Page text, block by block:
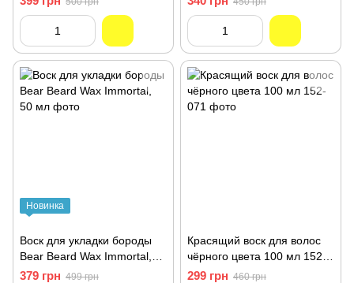
Новинка
Воск для укладки бороды
Bear Beard Wax Immortal,
50 мл
379 грн 499 грн
Красящий воск для волос
чёрного цвета 100 мл 152-
071
299 грн 460 грн